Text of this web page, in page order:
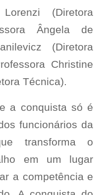
(Diretora
Ângela de
(Diretora
Christine
Técnica).
a conquista só é
funcionários da
transforma o
em um lugar
a competência e